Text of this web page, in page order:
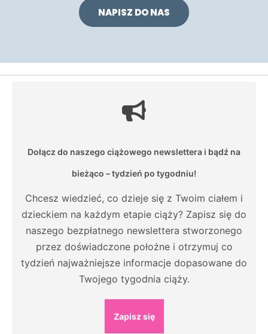
NAPISZ DO NAS
Dołącz do naszego ciążowego newslettera i bądź na
bieżąco – tydzień po tygodniu!
Chcesz wiedzieć, co dzieje się z Twoim ciałem i
dzieckiem na każdym etapie ciąży? Zapisz się do
naszego bezpłatnego newslettera stworzonego
przez doświadczone położne i otrzymuj co
tydzień najważniejsze informacje dopasowane do
Twojego tygodnia ciąży.
Zapisz się